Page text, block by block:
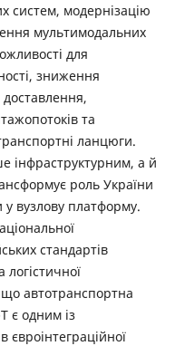
систем, модернізацію
мультимодальних
для
зниження
та
ланцюги.
інфраструктурним, а й
роль України
у вузлову платформу.
стандартів
що автотранспортна
є одним із